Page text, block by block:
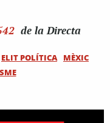
de la Directa
ELIT POLÍTICA
MÈXIC